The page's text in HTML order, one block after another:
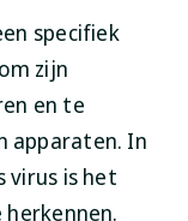
specifiek
zijn
en te
apparaten. In
virus is het